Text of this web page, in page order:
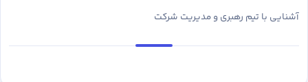
آشنایی با تیم رهبری و مدیریت شرکت